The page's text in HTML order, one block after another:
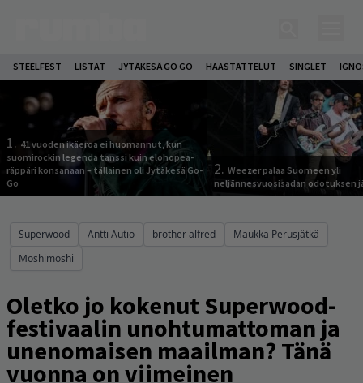
STEELFEST LISTAT JYTÄKESÄ GO GO HAASTATTELUT SINGLET
1. 41 vuoden ikäeroa ei huomannut, kun
suomirockin legenda tanssi kuin elohopea-
räppäri konsanaan – tällainen oli Jytäkesä Go-
Go
2. Weezer palaa Suomeen yli
neljännesvuosisadan odotuksen
Superwood Antti Autio brother alfred
Maukka Perusjätkä
Moshimoshi
Oletko jo kokenut Superwood-
festivaalin unohtumattoman ja
unenomaisen maailman? Tänä
vuonna on viimeinen